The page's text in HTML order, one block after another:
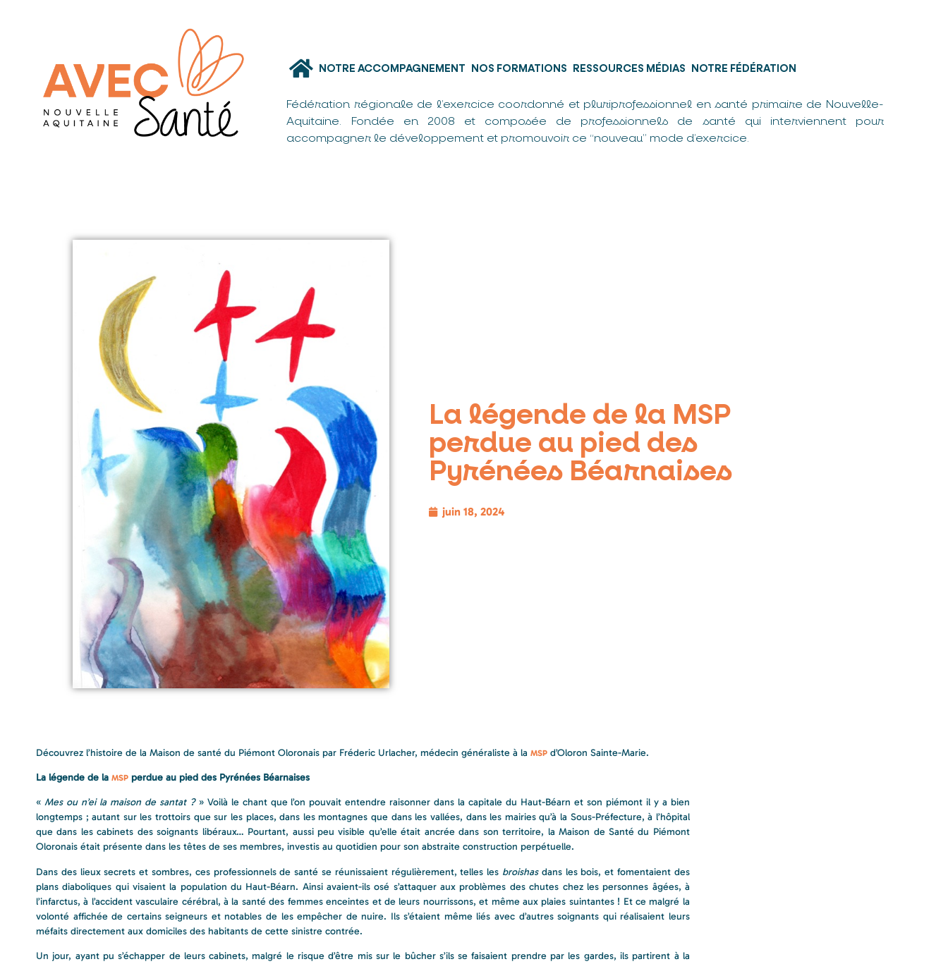
NOTRE ACCOMPAGNEMENT NOS FORMATIONS RESSOURCES MÉDIAS NOTRE FÉDÉRATION
Fédération régionale de l’exercice coordonné et pluriprofessionnel en santé primaire de Nouvelle-
Aquitaine. Fondée en 2008 et composée de professionnels de santé qui interviennent pour
accompagner le développement et promouvoir ce “nouveau” mode d’exercice.
La légende de la MSP
perdue au pied des
Pyrénées Béarnaises
juin 18, 2024
Découvrez l’histoire de la Maison de santé du Piémont Oloronais par Fréderic Urlacher, médecin généraliste à la MSP d’Oloron Sainte-Marie.
La légende de la MSP perdue au pied des Pyrénées Béarnaises
« Mes ou n’ei la maison de santat ?» Voilà le chant que l’on pouvait entendre raisonner dans la capitale du Haut-Béarn et son piémont il y a bien
longtemps ; autant sur les trottoirs que sur les places, dans les montagnes que dans les vallées, dans les mairies qu’à la Sous-Préfecture, à l’hôpital
que dans les cabinets des soignants libéraux… Pourtant, aussi peu visible qu’elle était ancrée dans son territoire, la Maison de Santé du Piémont
Oloronais était présente dans les têtes de ses membres, investis au quotidien pour son abstraite construction perpétuelle.
Dans des lieux secrets et sombres, ces professionnels de santé se réunissaient régulièrement, telles les broishas dans les bois, et fomentaient des
plans diaboliques qui visaient la population du Haut-Béarn. Ainsi avaient-ils osé s’attaquer aux problèmes des chutes chez les personnes âgées, à
l’infarctus, à l’accident vasculaire cérébral, à la santé des femmes enceintes et de leurs nourrissons, et même aux plaies suintantes ! Et ce malgré la
volonté affichée de certains seigneurs et notables de les empêcher de nuire. Ils s’étaient même liés avec d’autres soignants qui réalisaient leurs
méfaits directement aux domiciles des habitants de cette sinistre contrée.
Un jour, ayant pu s’échapper de leurs cabinets, malgré le risque d’être mis sur le bûcher s’ils se faisaient prendre par les gardes, ils partirent à la